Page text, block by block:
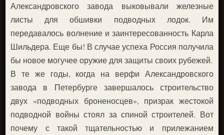
Александровского завода выковывали железные
листы для обшивки подводных лодок. Им
передавалось волнение и заинтересованность Карла
Шильдера. Еще бы! В случае успеха Россия получила
бы новое могучее оружие для защиты своих рубежей.
В те же годы, когда на верфи Александровского
завода в Петербурге завершалось строительство
двух «подводных броненосцев», призрак жестокой
подводной войны стоял за спиной строителей. Вот
почему с такой тщательностью и прилежанием